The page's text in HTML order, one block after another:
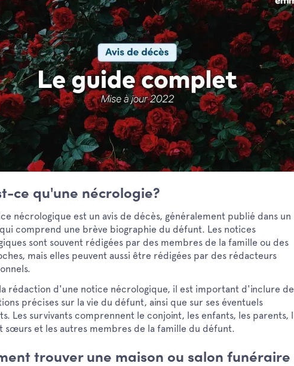
ce qu'une nécrologie?
nécrologique est un avis de décès, généralement publié dans un
comprend une brève biographie du défunt. Les notices
sont souvent rédigées par des membres de la famille ou des
mais elles peuvent aussi être rédigées par des rédacteurs
rédaction d'une notice nécrologique, il est important d'inclure
précises sur la vie du défunt, ainsi que sur ses éventuels
Les survivants comprennent le conjoint, les enfants, les parents,
sœurs et les autres membres de la famille du défunt.
trouver une maison ou salon funéraire